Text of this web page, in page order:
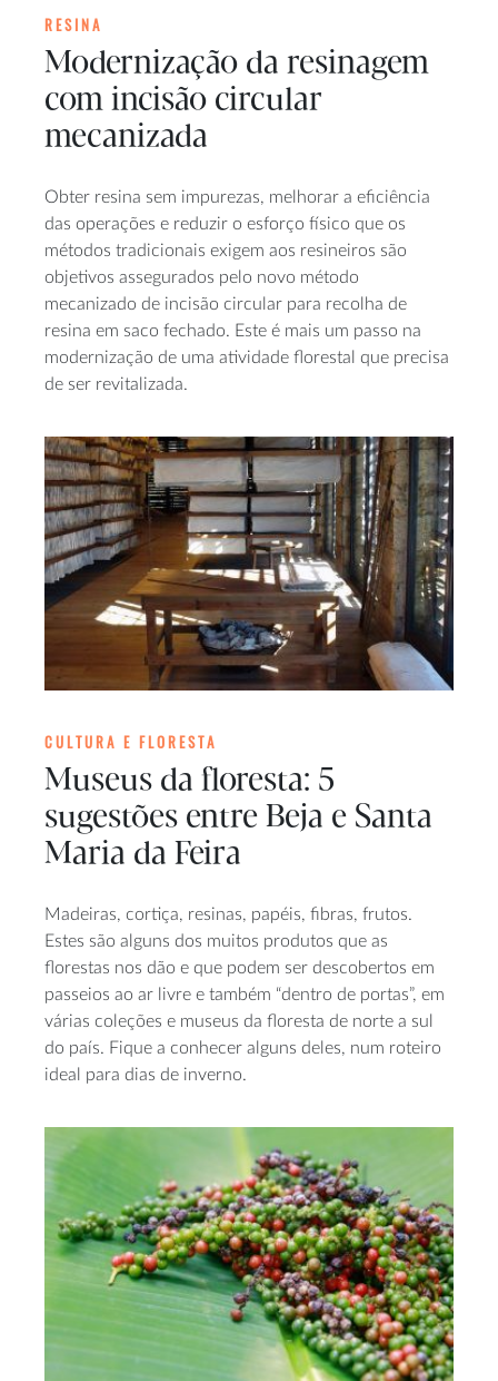
RESINA
Modernização da resinagem
com incisão circular
mecanizada
Obter resina sem impurezas, melhorar a eficiência
das operações e reduzir o esforço físico que os
métodos tradicionais exigem aos resineiros são
objetivos assegurados pelo novo método
mecanizado de incisão circular para recolha de
resina em saco fechado. Este é mais um passo na
modernização de uma atividade florestal que precisa
de ser revitalizada.
CULTURA E FLORESTA
Museus da floresta: 5
sugestões entre Beja e Santa
Maria da Feira
Madeiras, cortiça, resinas, papéis, fibras, frutos.
Estes são alguns dos muitos produtos que as
florestas nos dão e que podem ser descobertos em
passeios ao ar livre e também “dentro de portas”, em
várias coleções e museus da floresta de norte a sul
do país. Fique a conhecer alguns deles, num roteiro
ideal para dias de inverno.